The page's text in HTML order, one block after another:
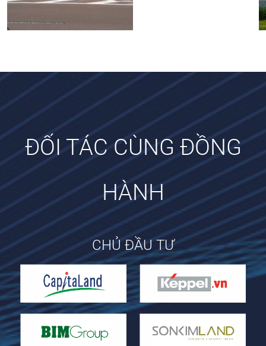
ĐỐI TÁC CÙNG ĐỒNG
HÀNH
CHỦ ĐẦU TƯ